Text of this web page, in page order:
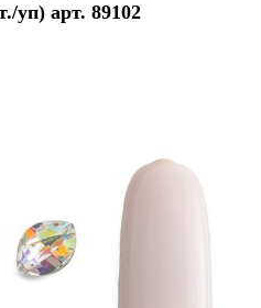
уп) арт. 89102